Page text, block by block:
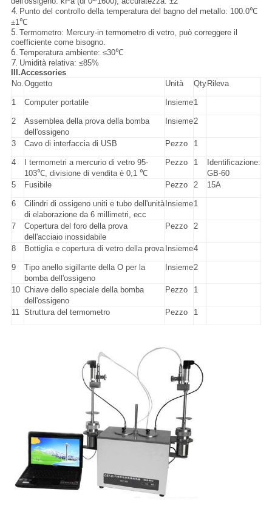
4. Punto del controllo della temperatura del bagno del metallo: 100.0℃
±1℃
5. Termometro: Mercury-in termometro di vetro, può correggere il
coefficiente come bisogno.
6. Temperatura ambiente: ≤30℃
7. Umidità relativa: ≤85%
III.Accessories
No.Oggetto Unità Qty Rileva
1 Computer portatile Insieme1
2
Assemblea della prova della bomba
dell'ossigeno
Insieme2
3 Cavo di interfaccia di USB Pezzo 1
4
I termometri a mercurio di vetro 95-
103℃, divisione di vendita è 0,1 ℃
Pezzo 1
Identificazione:
GB-60
5
Fusibile Pezzo 2 15A
6
Cilindri di ossigeno uniti e tubo dell'unità
di elaborazione da 6 millimetri, ecc
Insieme1
7
Copertura del foro della prova
dell'acciaio inossidabile
Pezzo 2
8 Bottiglia e copertura di vetro della prova Insieme4
9
Tipo anello sigillante della O per la
bomba dell'ossigeno
Insieme2
10 Chiave dello speciale della bomba
dell'ossigeno
Pezzo 1
11 Struttura del termometro Pezzo 1